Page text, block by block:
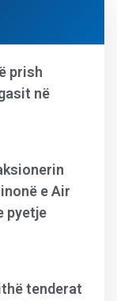
prish
në
e Air
pyetje
tenderat